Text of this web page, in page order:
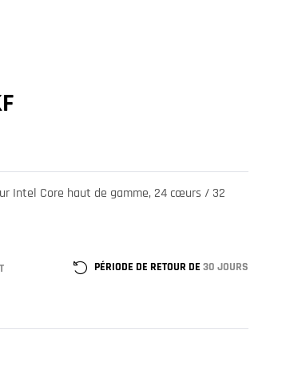
Intel Core haut de gamme, 24 cœurs / 32
PÉRIODE DE RETOUR DE 30 JOURS